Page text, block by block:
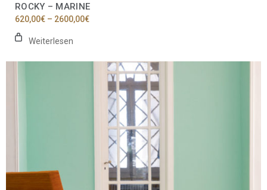
ROCKY – MARINE
620,00€ – 2600,00€Preisspanne:
Weiterlesen